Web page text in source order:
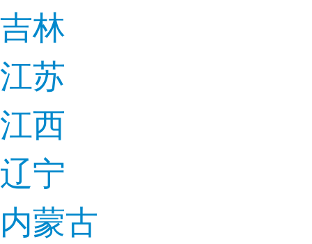
吉林
江苏
江西
辽宁
内蒙古